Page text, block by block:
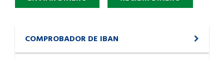
COMPROBADOR DE IBAN